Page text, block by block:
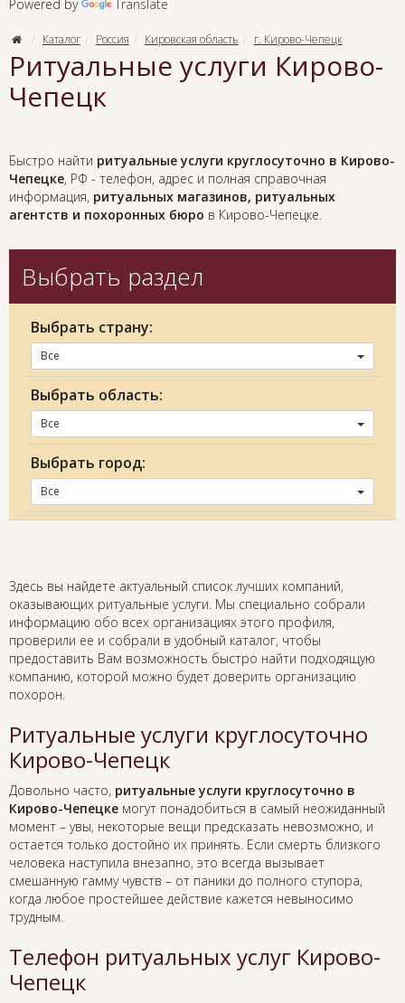
Powered by Translate
Каталог Россия Кировская область г. Кирово-Чепецк
Ритуальные услуги Кирово-
Чепецк
Быстро найти ритуальные услуги круглосуточно в Кирово-
Чепецке, РФ - телефон, адрес и полная справочная
информация, ритуальных магазинов, ритуальных
агентств и похоронных бюро в Кирово-Чепецке.
Выбрать раздел
Выбрать страну:
Все
Выбрать область:
Все
Выбрать город:
Все
Здесь вы найдете актуальный список лучших компаний,
оказывающих ритуальные услуги. Мы специально собрали
информацию обо всех организациях этого профиля,
проверили ее и собрали в удобный каталог, чтобы
предоставить Вам возможность быстро найти подходящую
компанию, которой можно будет доверить организацию
похорон.
Ритуальные услуги круглосуточно
Кирово-Чепецк
Довольно часто, ритуальные услуги круглосуточно в
Кирово-Чепецке могут понадобиться в самый неожиданный
момент – увы, некоторые вещи предсказать невозможно, и
остается только достойно их принять. Если смерть близкого
человека наступила внезапно, это всегда вызывает
смешанную гамму чувств – от паники до полного ступора,
когда любое простейшее действие кажется невыносимо
трудным.
Телефон ритуальных услуг Кирово-
Чепецк